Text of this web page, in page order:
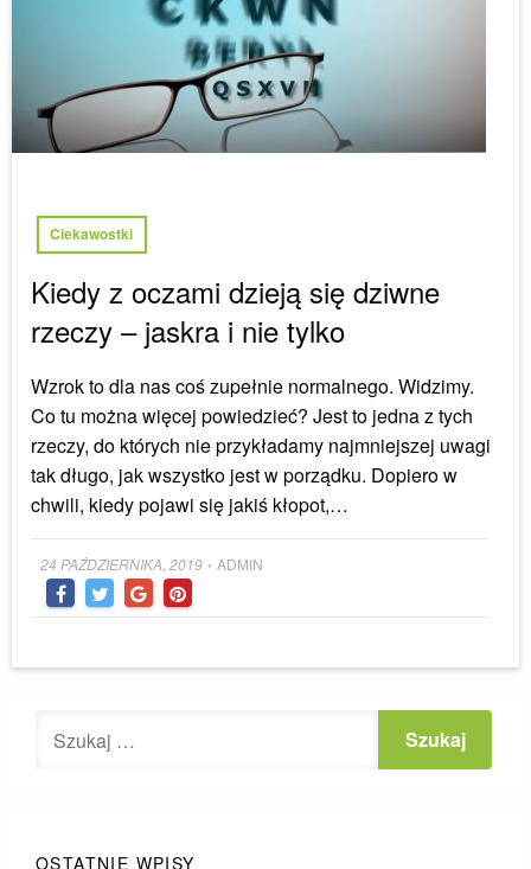
Ciekawostki
Kiedy z oczami dzieją się dziwne
rzeczy – jaskra i nie tylko
Wzrok to dla nas coś zupełnie normalnego. Widzimy.
Co tu można więcej powiedzieć? Jest to jedna z tych
rzeczy, do których nie przykładamy najmniejszej uwagi
tak długo, jak wszystko jest w porządku. Dopiero w
chwili, kiedy pojawi się jakiś kłopot,…
Posted
on
24 PAŹDZIERNIKA, 2019 • ADMIN
OSTATNIE WPISY